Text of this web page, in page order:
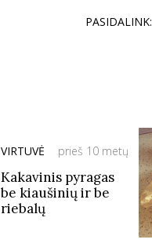
PASIDALINK:
VIRTUVĖ prieš 10 metų
Kakavinis pyragas
be kiaušinių ir be
riebalų